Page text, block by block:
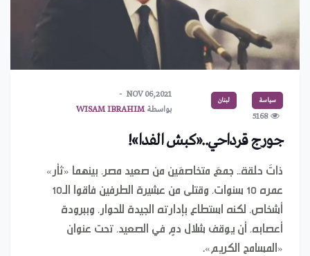
سياسة لبنان
5168
NOV 06,2021
بواسطةWISAM IBRAHIM
جورج قرداحي..«كبش الفدا»!
ذاتَ حلقة.. جمعَ متخاصمَين من صعيد مصر، بينهما «ثأر»
عمره 10 سنوات، وقتلى من عشيرة الطرفين فاقوا الـ10
أشخاص، لكنه استطاع بإدارته الجيدة للحوار، وببرودة
أعصابه، أن يوقف شلال دمٍ في الصعيد، تحت عنوان
«المسامح الكريم».